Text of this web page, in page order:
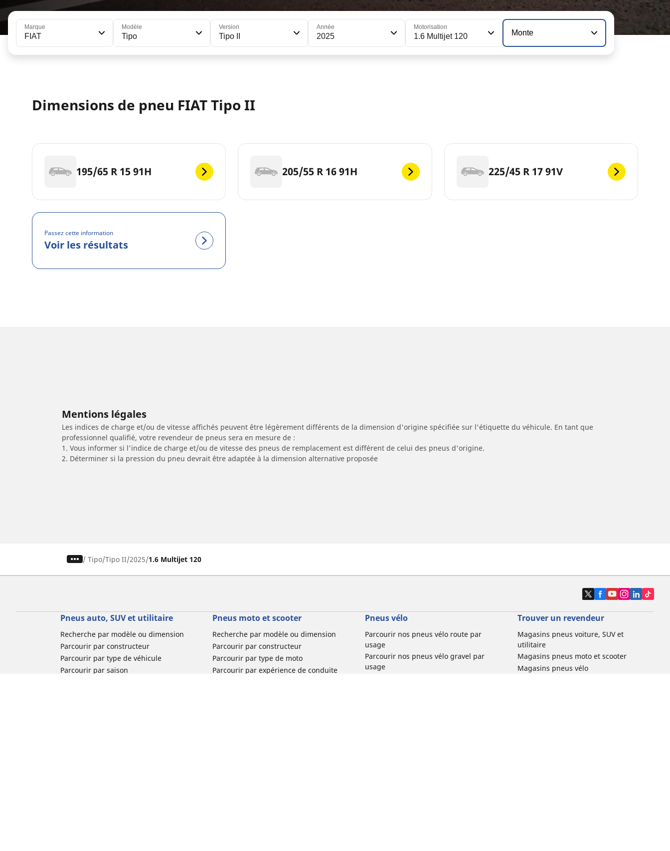
Marque
FIAT
Modèle
Tipo
Version
Tipo II
Année
2025
Motorisation
1.6 Multijet 120 Monte
Dimensions de pneu FIAT Tipo II
195/65 R 15 91H 205/55 R 16 91H 225/45 R 17 91V
Passez cette information
Voir les résultats
Mentions légales
Les indices de charge et/ou de vitesse affichés peuvent être légèrement différents de la dimension d'origine spécifiée sur l'étiquette du véhicule. En tant que
professionnel qualifié, votre revendeur de pneus sera en mesure de :
1. Vous informer si l'indice de charge et/ou de vitesse des pneus de remplacement est différent de celui des pneus d'origine.
2. Déterminer si la pression du pneu devrait être adaptée à la dimension alternative proposée
/ Tipo Tipo II 2025 1.6 Multijet 120
Pneus auto, SUV et utilitaire
Recherche par modèle ou dimension
Parcourir par constructeur
Parcourir par type de véhicule
Parcourir par saison
Pneus moto et scooter
Recherche par modèle ou dimension
Parcourir par constructeur
Parcourir par type de moto
Parcourir par expérience de conduite
Pneus vélo
Parcourir nos pneus vélo route par
usage
Parcourir nos pneus vélo gravel par
usage
Trouver un revendeur
Magasins pneus voiture, SUV et
utilitaire
Magasins pneus moto et scooter
Magasins pneus vélo